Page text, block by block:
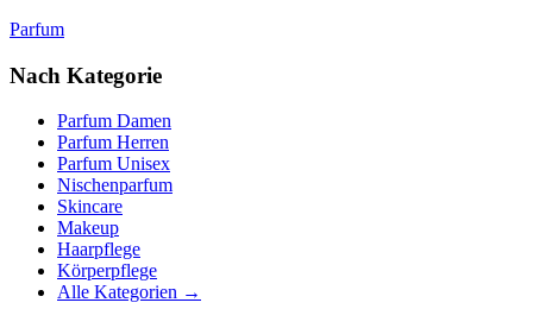
Parfum
Nach Kategorie
Parfum Damen
Parfum Herren
Parfum Unisex
Nischenparfum
Skincare
Makeup
Haarpflege
Körperpflege
Alle Kategorien →